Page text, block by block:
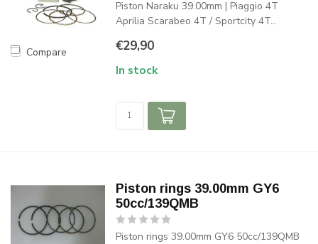
Compare
Piston Naraku 39.00mm | Piaggio 4T
Aprilia Scarabeo 4T / Sportcity 4T...
€29,90
In stock
Piston rings 39.00mm GY6
50cc/139QMB
Piston rings 39.00mm GY6 50cc/139QMB